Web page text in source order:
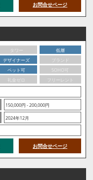
お問合せページ
タワー
低層
デザイナーズ
ブランド
ペット可
SOHO可
礼金ゼロ
フリーレント
150,000円 - 200,000円
2024年12月
お問合せページ